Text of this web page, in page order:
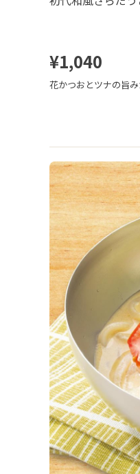
¥1,040
花かつおとツナの旨み